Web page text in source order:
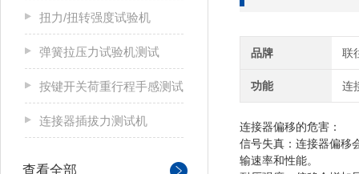
扭力/扭转强度试验机
弹簧拉压力试验机测试
按键开关荷重行程手感测试
连接器插拔力测试机
查看全部
品牌 联
功能 连
连接器偏移的危害：
信号失真‌：连接器偏移
输速率和性能。